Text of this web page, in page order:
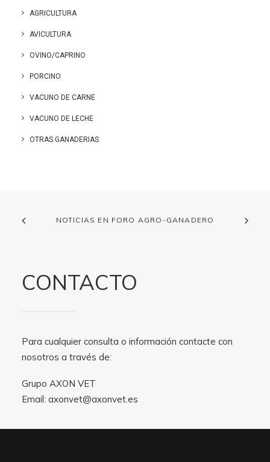
AGRICULTURA
AVICULTURA
OVINO/CAPRINO
PORCINO
VACUNO DE CARNE
VACUNO DE LECHE
OTRAS GANADERIAS
NOTICIAS EN FORO AGRO-GANADERO
CONTACTO
Para cualquier consulta o información contacte con
nosotros a través de:
Grupo AXON VET
Email: axonvet@axonvet.es